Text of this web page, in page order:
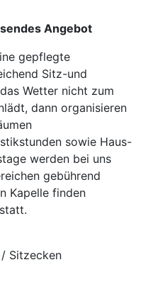
Angebot
gepflegte
Sitz-und
Wetter nicht zum
dann organisieren
sowie Haus-
werden bei uns
gebührend
Kapelle finden
Sitzecken